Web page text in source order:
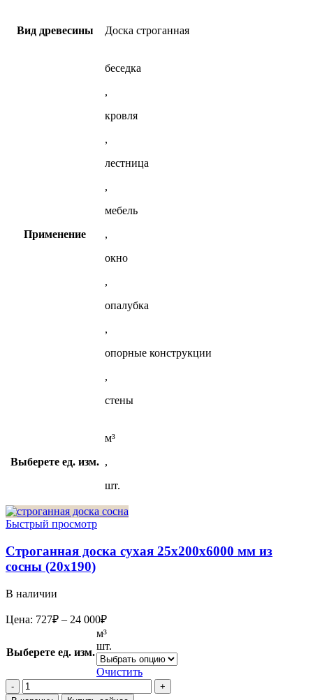
Вид древесины Доска строганная
Применение
беседка
,
кровля
,
лестница
,
мебель
,
окно
,
опалубка
,
опорные конструкции
,
стены
Выберете ед. изм.
м³
,
шт.
Быстрый просмотр
Строганная доска сухая 25x200x6000 мм из
сосны (20х190)
В наличии
Цена: 727₽ – 24 000₽Диапазон
цен:
727₽
–
24
Выберете ед. изм.
м³
шт.
Очистить
Количество
товара